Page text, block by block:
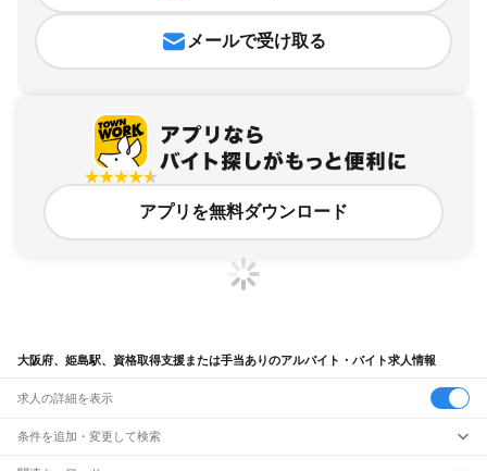
メールで受け取る
アプリを無料ダウンロード
大阪府、姫島駅、資格取得支援または手当ありのアルバイト・バイト求人情報
求人の詳細を表示
条件を追加・変更して検索